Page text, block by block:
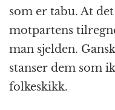
som er tabu. At
motpartens
man sjelden.
stanser dem som
folkeskikk.